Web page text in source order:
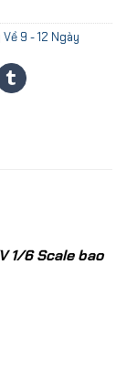
Về 9 - 12 Ngày
1/6 Scale bao